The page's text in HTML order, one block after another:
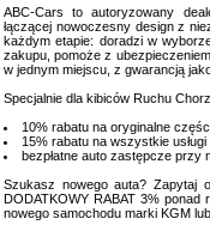
ABC-Cars to autoryzowany
łączącej nowoczesny design z
każdym etapie: doradzi w
zakupu, pomoże z
w jednym miejscu, z gwarancją
Specjalnie dla kibiców Ruchu
10% rabatu na oryginalne
15% rabatu na wszystkie
bezpłatne auto zastępcze przy
Szukasz nowego auta? Zapytaj
DODATKOWY RABAT 3% ponad
nowego samochodu marki KGM